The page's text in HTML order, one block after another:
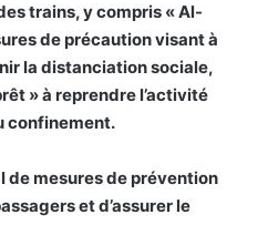
trains, y compris « Al-
de précaution visant à
la distanciation sociale,
» à reprendre l’activité
confinement.
de mesures de prévention
et d’assurer le